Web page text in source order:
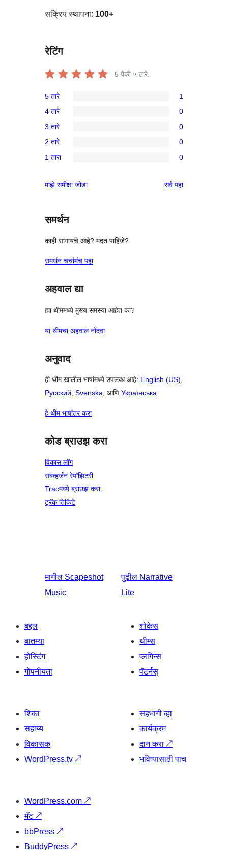
सक्रिय स्थापना: 100+
रेटिंग
5 पैकी ५ तारे.
5-
तारांकित
पुनरावलोकन
5 तारे 1
4-
तारांकित
परीक्षणे
4 तारे 0
3-
तारांकित
3 तारे 0
2-
परीक्षणे
2 तारे 0
तारांकित
1 तारा 0
माझे समीक्षा जोडा सर्वपुनरावलोकने
पहा
समर्थन
काही सांगायचे आहे? मदत पाहिजे?
समर्थन चर्चामंच पहा
अहवाल द्या
ह्या थीममध्ये मुख्य समस्या आहेत का?
या थीमचा अहवाल नोंदवा
अनुवाद
ही थीम खालील भाषांमध्ये उपलब्ध आहे: English (US),
Русский, Svenska, आणि Українська.
हे थीम भाषांतर करा
कोड ब्राउझ करा
विकास लॉग
सबव्हर्जन रेपॉझिटरी
Tracमध्ये ब्राउझ करा.
ट्रॅक तिकिटे
मागील Scapeshot
Music
पुढील Narrative
Lite
बद्दल
बातम्या
होस्टिंग
गोपनीयता
शोकेस
थीम्स
प्लगिन्स
पॅटर्नस्
शिका
सहाय्य
विकासक
WordPress.tv ↗
सहभागी व्हा
कार्यक्रम
दान करा ↗
भविष्यासाठी पाच
WordPress.com ↗
मॅट↗
bbPress ↗
BuddyPress ↗